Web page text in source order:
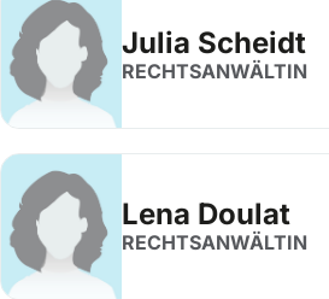
Julia Scheidt
RECHTSANWÄLTIN
Lena Doulat
RECHTSANWÄLTIN